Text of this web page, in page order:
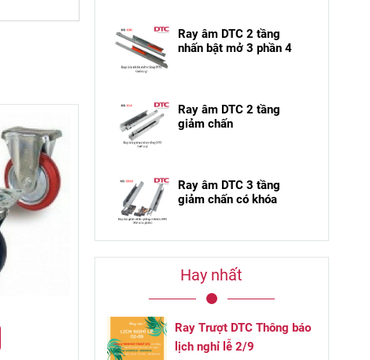
Ray âm DTC 2 tầng
nhấn bật mở 3 phần 4
Ray âm DTC 2 tầng
giảm chấn
Ray âm DTC 3 tầng
giảm chấn có khóa
Hay nhất
Ray Trượt DTC Thông báo
lịch nghỉ lễ 2/9